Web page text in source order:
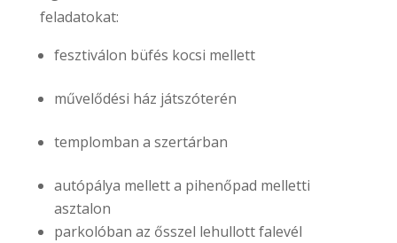
feladatokat:
fesztiválon büfés kocsi mellett
művelődési ház játszóterén
templomban a szertárban
autópálya mellett a pihenőpad melletti
asztalon
parkolóban az ősszel lehullott falevél